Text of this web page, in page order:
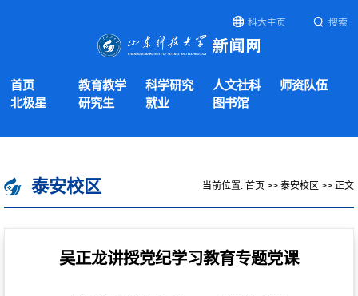
科大主页 搜索
首页 教育教学 科学研究 人文社科
师资队伍
北极星
研究生 就业 图书馆
泰安校区 当前位置: 首页 >> 泰安校区 >> 正文
吴正龙讲授党纪学习教育专题党课